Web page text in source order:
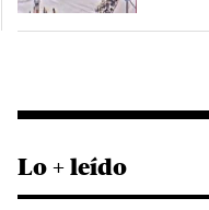
Lo + leído